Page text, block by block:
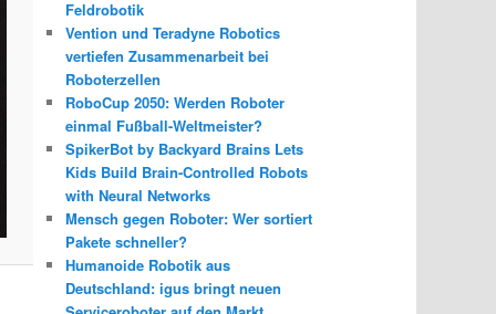
Feldrobotik
Vention und Teradyne Robotics
vertiefen Zusammenarbeit bei
Roboterzellen
RoboCup 2050: Werden Roboter
einmal Fußball-Weltmeister?
SpikerBot by Backyard Brains Lets
Kids Build Brain-Controlled Robots
with Neural Networks
Mensch gegen Roboter: Wer sortiert
Pakete schneller?
Humanoide Robotik aus
Deutschland: igus bringt neuen